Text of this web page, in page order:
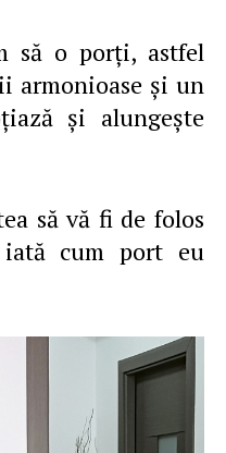
să o porţi, astfel
armonioase şi un
şi alungeşte
să vă fi de folos
iată cum port eu